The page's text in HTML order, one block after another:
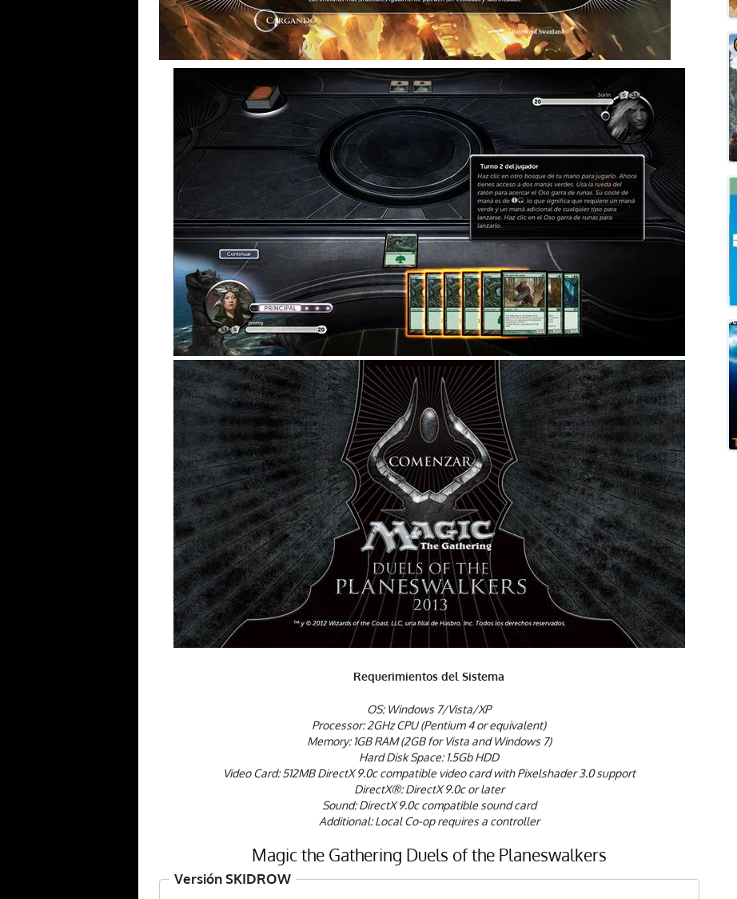
Requerimientos del Sistema
OS: Windows 7/Vista/XP
Processor: 2GHz CPU (Pentium 4 or equivalent)
Memory: 1GB RAM (2GB for Vista and Windows 7)
Hard Disk Space: 1.5Gb HDD
Video Card: 512MB DirectX 9.0c compatible video card with Pixelshader 3.0 support
DirectX®: DirectX 9.0c or later
Sound: DirectX 9.0c compatible sound card
Additional: Local Co-op requires a controller
Magic the Gathering Duels of the Planeswalkers
Versión SKIDROW